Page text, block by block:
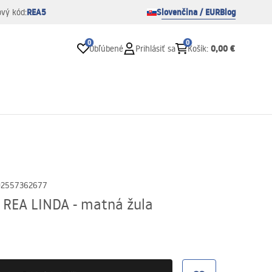
kód:REA5 Slovenčina / EURBlog
0
Obľúbené Prihlásiť sa
0
Košík: 0,00 €
LINDA - matná žula